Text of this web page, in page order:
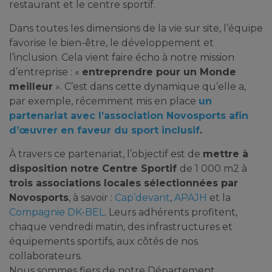
restaurant et le centre sportif.
Dans toutes les dimensions de la vie sur site, l’équipe
favorise le bien-être, le développement et
l’inclusion. Cela vient faire écho à notre mission
d’entreprise : « entreprendre pour un Monde
meilleur ». C’est dans cette dynamique qu’elle a,
par exemple, récemment mis en place un
partenariat avec l’association Novosports afin
d’œuvrer en faveur du sport inclusif.
À travers ce partenariat, l’objectif est de mettre à
disposition notre Centre Sportif de 1 000 m2 à
trois associations locales sélectionnées par
Novosports, à savoir : Cap’devant, APAJH et la
Compagnie DK-BEL. Leurs adhérents profitent,
chaque vendredi matin, des infrastructures et
équipements sportifs, aux côtés de nos
collaborateurs.